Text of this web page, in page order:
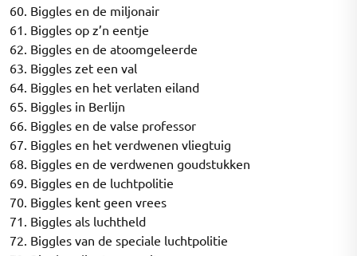
60. Biggles en de miljonair
61. Biggles op z’n eentje
62. Biggles en de atoomgeleerde
63. Biggles zet een val
64. Biggles en het verlaten eiland
65. Biggles in Berlijn
66. Biggles en de valse professor
67. Biggles en het verdwenen vliegtuig
68. Biggles en de verdwenen goudstukken
69. Biggles en de luchtpolitie
70. Biggles kent geen vrees
71. Biggles als luchtheld
72. Biggles van de speciale luchtpolitie